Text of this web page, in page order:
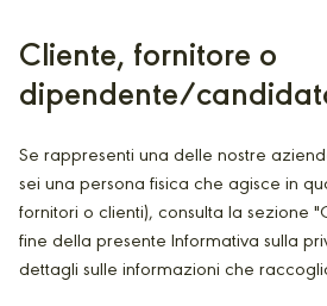
Cliente, fornitore o
dipendente/
Se rappresenti una delle nostre
sei una persona fisica che agisce in
fornitori o clienti), consulta la sezione
fine della presente Informativa sulla
dettagli sulle informazioni che